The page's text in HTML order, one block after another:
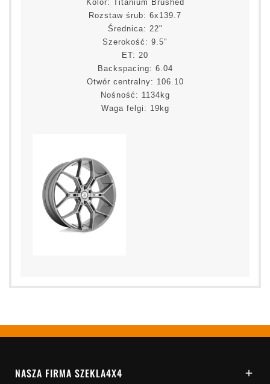
Kolor: Titanium Brushed
Rozstaw śrub: 6x139.7
Średnica: 22"
Szerokość: 9.5"
ET: 20
Backspacing: 6.04
Otwór centralny: 106.10
Nośność: 1134kg
Waga felgi: 19kg
NASZA FIRMA SZEKLA4X4 